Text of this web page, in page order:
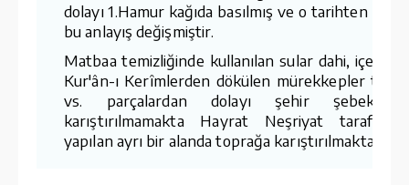
dolayı 1.Hamur kağıda basılmış ve o tarihten
bu anlayış değişmiştir.
Matbaa temizliğinde kullanılan sular dahi,
Kur'ân-ı Kerîmlerden dökülen mürekkepler
vs. parçalardan dolayı şehir
karıştırılmamakta Hayrat Neşriyat
yapılan ayrı bir alanda toprağa karıştırılmaktadır.